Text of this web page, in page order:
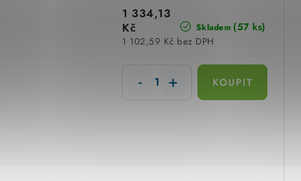
Skladem (57 ks)
1 102,59 Kč bez DPH
1 334,13
Kč